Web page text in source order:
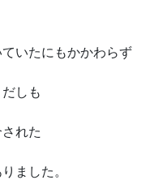
いたにもかかわらず
しも
れた
ました。